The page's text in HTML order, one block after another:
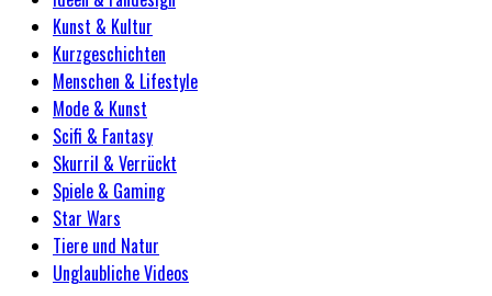
Kunst & Kultur
Kurzgeschichten
Menschen & Lifestyle
Mode & Kunst
Scifi & Fantasy
Skurril & Verrückt
Spiele & Gaming
Star Wars
Tiere und Natur
Unglaubliche Videos